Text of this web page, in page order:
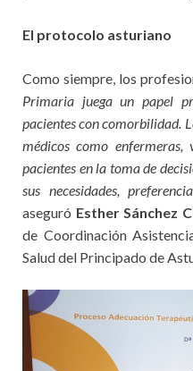
El protocolo asturiano
Como siempre, los
Primaria juega un papel
pacientes con comorbilidad.
médicos como
pacientes en la toma de
sus necesidades,
aseguró Esther Sánchez
de Coordinación
Salud del Principado de